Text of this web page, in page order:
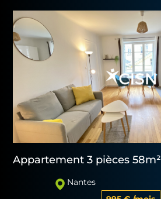
Appartement 3 pièces 58m²
Nantes